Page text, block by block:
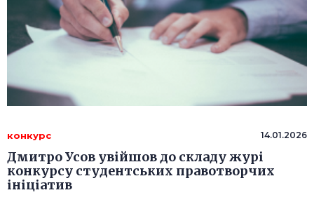
конкурс 14.01.2026
Дмитро Усов увійшов до складу журі
конкурсу студентських правотворчих
ініціатив